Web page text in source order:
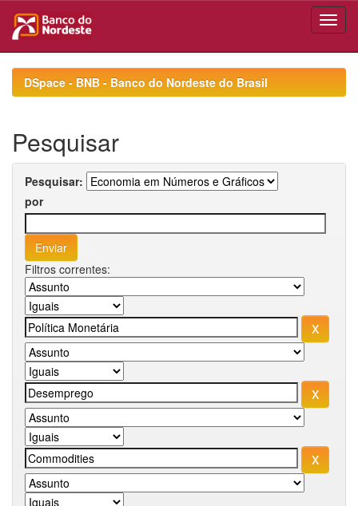
navigationDSpace - BNB - Banco do Nordeste do Brasil
Pesquisar
Pesquisar:
por
Filtros correntes: